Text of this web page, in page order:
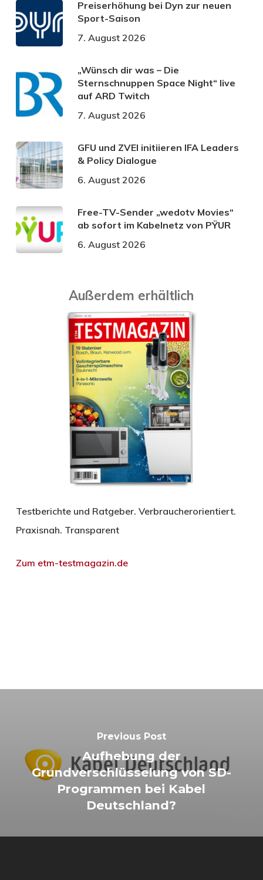
Preiserhöhung bei Dyn zur neuen
Sport-Saison
7. August 2026
„Wünsch dir was – Die
Sternschnuppen Space Night“ live
auf ARD Twitch
7. August 2026
GFU und ZVEI initiieren IFA Leaders
& Policy Dialogue
6. August 2026
Free-TV-Sender „wedotv Movies“
ab sofort im Kabelnetz von PŸUR
6. August 2026
Außerdem erhältlich
Testberichte und Ratgeber. Verbraucherorientiert.
Praxisnah. Transparent
Zum etm-testmagazin.de
Previous Post
Aufhebung der
Grundverschlüsselung von SD-
Programmen bei Kabel
Deutschland?